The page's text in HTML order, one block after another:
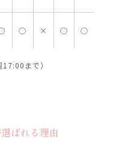
○ × ○ ○
まで）
ばれる理由